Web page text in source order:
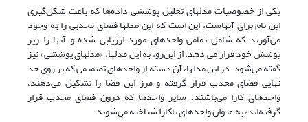
یکی از خصوصیات مدلهای تحلیل پوششی داده‌ها که باعث شکل‌گیری
این نام برای آنهاست، این است که این مدلها فضای محدبی را به وجود
می‌آورند که شامل تمامی واحدهای مورد ارزیابی شده و آنها را زیر
پوشش خود قرار می دهد. از این‌رو، به این مدلها، «مدلهای پوششی» نیز
گفته می‌شود. در این مدلها، آن دسته از واحدهای تصمیمی که بر روی حد
نهایی فضای محدب قرار گرفته و مرز این فضا را تشکیل می‌دهند،
واحدهای کارا می‌باشند. سایر واحدها که درون فضای محدب قرار
گرفته‌اند، به عنوان واحدهای ناکارا شناخته می‌شوند.